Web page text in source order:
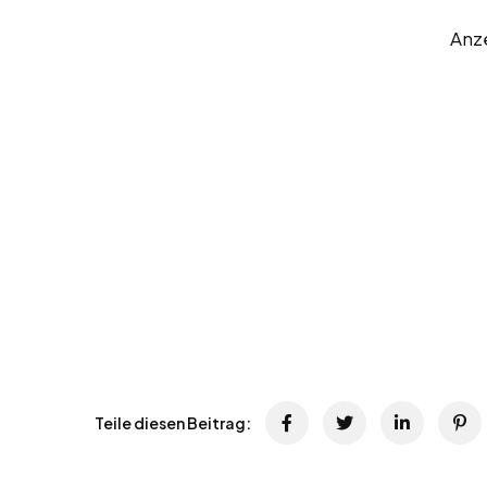
Teile diesen Beitrag: